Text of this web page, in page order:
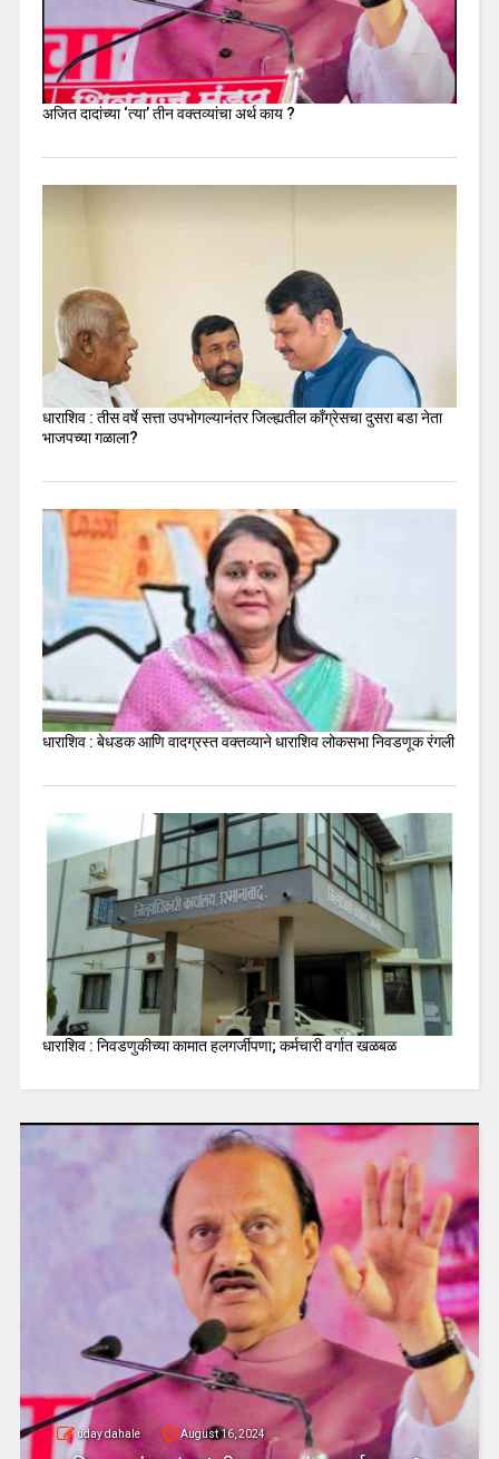
अजित दादांच्या ‘त्या’ तीन वक्तव्यांचा अर्थ काय ?
धाराशिव : तीस वर्षे सत्ता उपभोगल्यानंतर जिल्ह्यतील कॉंग्रेसचा दुसरा बडा नेता
भाजपच्या गळाला?
धाराशिव : बेधडक आणि वादग्रस्त वक्तव्याने धाराशिव लोकसभा निवडणूक रंगली
धाराशिव : निवडणुकीच्या कामात हलगर्जीपणा; कर्मचारी वर्गात खळबळ
uday dahale April 18, 2024
धाराशिव : तीस वर्षे सत्ता
जिल्ह्यतील कॉंग्रेसचा दुसरा बडा